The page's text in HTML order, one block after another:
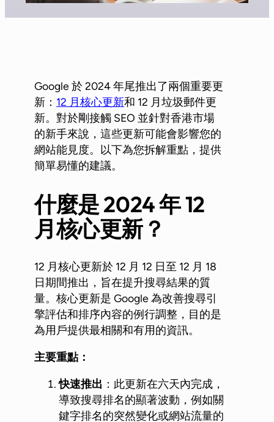
Google 於 2024 年尾推出了兩個重要更
新： 12 月核心更新和 12 月垃圾郵件更
新。對於剛接觸 SEO 並針對香港市場
的新手來說，這些更新可能會影響您的
網站能見度。以下為您拆解重點，提供
簡單易懂的建議。
什麼是 2024年 12
月核心更新？
12 月核心更新於 12 月 12 日至 12 月 18
日期間推出，旨在提升搜尋結果的質
量。核心更新是 Google 為改善搜尋引
擎評估和排序內容的例行調整，目的是
為用戶提供最相關和有用的資訊。
主要重點：
快速推出 ：此更新在六天內完成，
導致搜尋排名的顯著波動，例如關
鍵字排名的突然變化或網站流量的